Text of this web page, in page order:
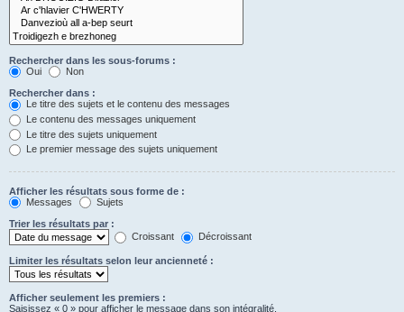
Rechercher dans les sous-forums :
Oui
Non
Rechercher dans :
Le titre des sujets et le contenu des messages
Le contenu des messages uniquement
Le titre des sujets uniquement
Le premier message des sujets uniquement
Afficher les résultats sous forme de :
Messages
Sujets
Trier les résultats par :
Croissant
Décroissant
Limiter les résultats selon leur ancienneté :
Afficher seulement les premiers :
Saisissez « 0 » pour afficher le message dans son intégralité.